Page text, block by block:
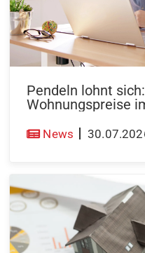
Pendeln lohnt
Wohnungspreise
News